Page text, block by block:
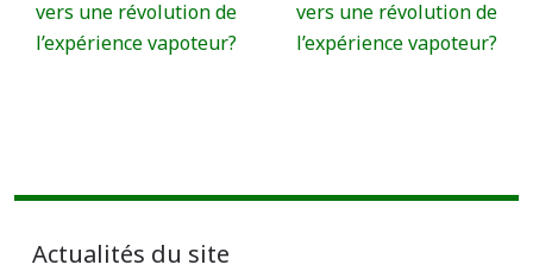
vers une révolution de
l’expérience vapoteur?
vers une révolution de
l’expérience vapoteur?
Actualités du site